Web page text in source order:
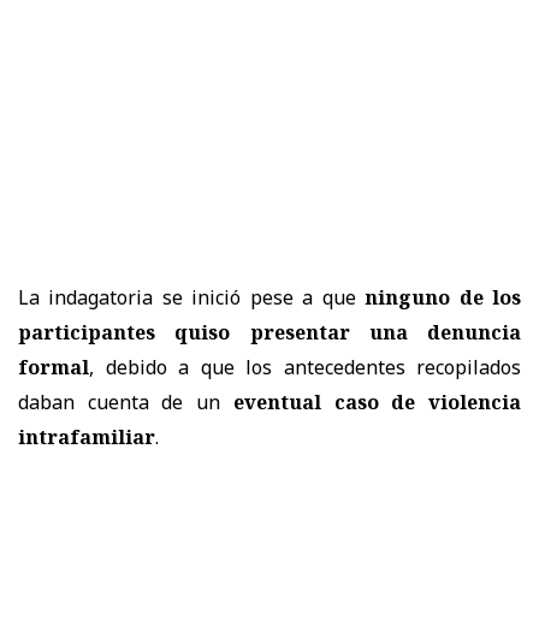
La indagatoria se inició pese a queninguno de los
participantes quiso presentar una denuncia
formal, debido a que los antecedentes recopilados
daban cuenta de un eventual caso de violencia
intrafamiliar.